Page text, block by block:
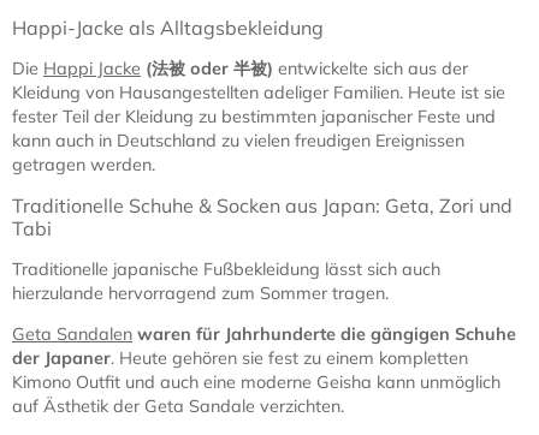
Happi-Jacke als Alltagsbekleidung
Die Happi Jacke (法被 oder 半被) entwickelte sich aus der
Kleidung von Hausangestellten adeliger Familien. Heute ist sie
fester Teil der Kleidung zu bestimmten japanischer Feste und
kann auch in Deutschland zu vielen freudigen Ereignissen
getragen werden.
Traditionelle Schuhe & Socken aus Japan: Geta, Zori und
Tabi
Traditionelle japanische Fußbekleidung lässt sich auch
hierzulande hervorragend zum Sommer tragen.
Geta Sandalen waren für Jahrhunderte die gängigen Schuhe
der Japaner. Heute gehören sie fest zu einem kompletten
Kimono Outfit und auch eine moderne Geisha kann unmöglich
auf Ästhetik der Geta Sandale verzichten.